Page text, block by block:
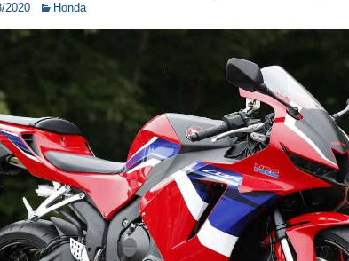
2020 Honda